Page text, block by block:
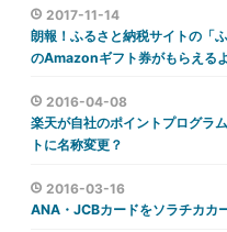
2017-11-14
朗報！ふるさと納税サイトの「
のAmazonギフト券がもらえる
2016-04-08
楽天が自社のポイントプログラ
トに名称変更？
2016-03-16
ANA・JCBカードをソラチカカ